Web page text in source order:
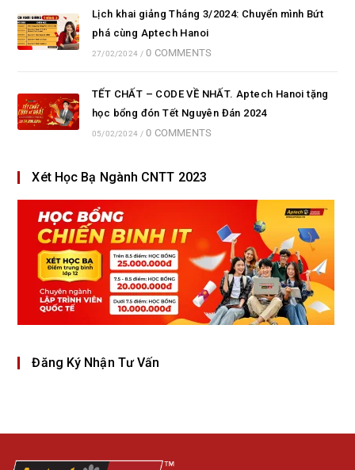
Lịch khai giảng Tháng 3/2024: Chuyển mình Bứt
phá cùng Aptech Hanoi
27/02/2024 / 0 COMMENTS
TẾT CHẤT – CODE VỀ NHẤT. Aptech Hanoi tặng
học bổng đón Tết Nguyên Đán 2024
05/02/2024 / 0 COMMENTS
Xét Học Bạ Ngành CNTT 2023
Đăng Ký Nhận Tư Vấn